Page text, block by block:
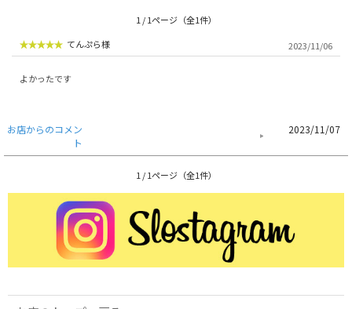
1 / 1ページ（全1件）
てんぷら様
2023/11/06
よかったです
お店からのコメン
ト
2023/11/07
1 / 1ページ（全1件）